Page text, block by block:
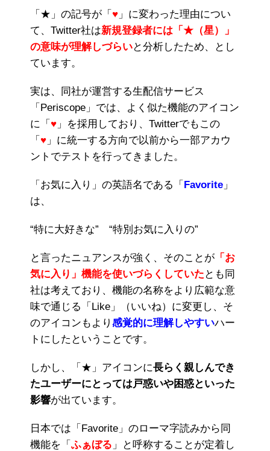
「 ★ 」の記号が「 ♥ 」に変わった理由につい
て、Twitter社は新規登録者には「★（星）」
の意味が理解しづらいと分析したため、とし
ています。
実は、同社が運営する生配信サービス
「Periscope」では、よく似た機能のアイコン
に「 ♥ 」を採用しており、Twitterでもこの
「 ♥ 」に統一する方向で以前から一部アカウ
ントでテストを行ってきました。
「お気に入り」の英語名である「 Favorite 」
は、
“特に大好きな” “特別お気に入りの”
と言ったニュアンスが強く、そのことが 「お
気に入り」機能を使いづらくしていた とも同
社は考えており、機能の名称をより広範な意
味で通じる「Like」（いいね）に変更し、そ
のアイコンもより 感覚的に理解しやすいハー
トにしたということです。
しかし、「★」アイコンに長らく親しんでき
たユーザーにとっては戸惑いや困惑といった
影響が出ています。
日本では「Favorite」のローマ字読みから同
機能を「 ふぁぼる 」と呼称することが定着し